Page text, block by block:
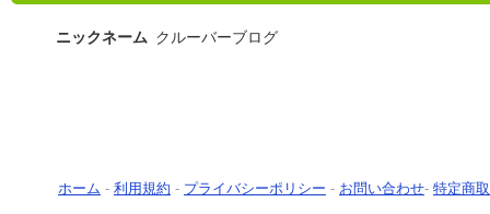
ニックネーム クルーバーブログ
ホーム - 利用規約 - プライバシーポリシー - お問い合わせ- 特定商